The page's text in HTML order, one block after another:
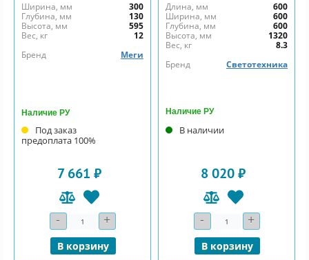
Ширина, мм
300
Глубина, мм
130
Высота, мм
595
Вес, кг
12
Бренд
Меги
Наличие РУ
Под заказ
предоплата 100%
7 661 ₽
- Количество+
В корзину
Длина, мм
600
Ширина, мм
600
Глубина, мм
600
Высота, мм
1320
Вес, кг
8.3
Бренд
Светотехника
Наличие РУ
В наличии
8 020 ₽
- Количество+
В корзину